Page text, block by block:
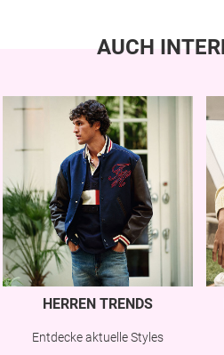
AUCH
HERREN TRENDS
Entdecke aktuelle Styles